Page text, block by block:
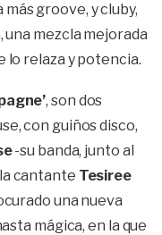
más groove, y cluby,
mezcla mejorada
lo relaza y potencia.
, son dos
con guiños disco,
-su banda, junto al
cantante Tesiree
una nueva
mágica, en la que